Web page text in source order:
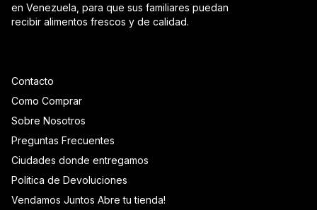
Contacto
Como Comprar
Sobre Nosotros
Preguntas Frecuentes
Ciudades donde entregamos
Politica de Devoluciones
Vendamos Juntos Abre tu tienda!
en Venezuela, para que sus familiares puedan
recibir alimentos frescos y de calidad.